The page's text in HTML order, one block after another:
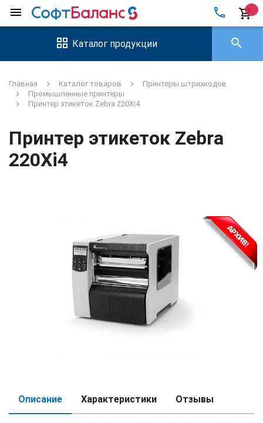
menu local_phone shopping_cart
Каталог продукции search
Главная Каталог товаров
Принтеры штрихкодов
Промышленные принтеры
Принтер этикеток Zebra 220Xi4
Принтер этикеток Zebra
220Xi4
Описание Характеристики Отзывы